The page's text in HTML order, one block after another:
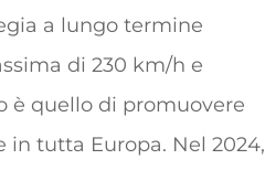
a lungo termine
di 230 km/h e
è quello di promuovere
tutta Europa. Nel 2024,